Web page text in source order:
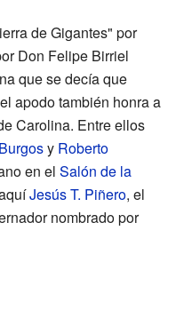
de Gigantes" por
Don Felipe Birriel
que se decía que
apodo también honra a
Carolina. Entre ellos
y Roberto
en el Salón de la
Jesús T. Piñero, el
nombrado por